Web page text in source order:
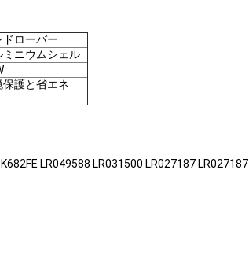
ドローバー
ミニウムシェル
保護と省エネ
LR049588 LR031500 LR027187 LR027187